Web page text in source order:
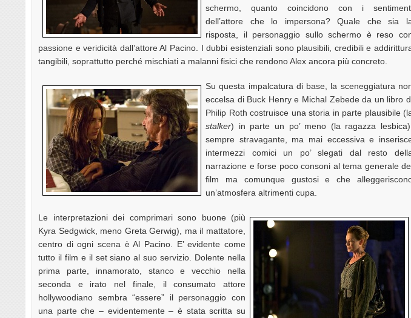
schermo, quanto coincidono con i
dell’attore che lo impersona? Quale che sia
risposta, il personaggio sullo schermo è reso
passione e veridicità dall’attore Al Pacino. I dubbi esistenziali sono plausibili, credibili e
tangibili, soprattutto perché mischiati a malanni fisici che rendono Alex ancora più concreto.
Su questa impalcatura di base, la sceneggiatura
eccelsa di Buck Henry e Michal Zebede da un libro
Philip Roth costruisce una storia in parte plausibile
stalker) in parte un po’ meno (la ragazza lesbica),
sempre stravagante, ma mai eccessiva e
intermezzi comici un po’ slegati dal resto
narrazione e forse poco consoni al tema generale
film ma comunque gustosi e che
un’atmosfera altrimenti cupa.
Le interpretazioni dei comprimari sono buone (più
Kyra Sedgwick, meno Greta Gerwig), ma il mattatore,
centro di ogni scena è Al Pacino. E’ evidente come
tutto il film e il set siano al suo servizio. Dolente nella
prima parte, innamorato, stanco e vecchio nella
seconda e irato nel finale, il consumato attore
hollywoodiano sembra “essere” il personaggio con
una parte che – evidentemente – è stata scritta su